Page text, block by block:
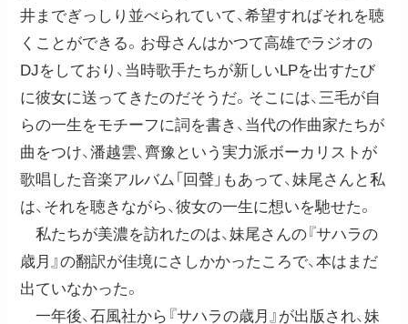
井までぎっしり並べられていて、希望すればそれを聴
くことができる。お母さんはかつて高雄でラジオの
DJをしており、当時歌手たちが新しいLPを出すたび
に彼女に送ってきたのだそうだ。そこには、三毛が自
らの一生をモチーフに詞を書き、当代の作曲家たちが
曲をつけ、潘越雲、齊豫という実力派ボーカリストが
歌唱した音楽アルバム「回聲」もあって、妹尾さんと私
は、それを聴きながら、彼女の一生に想いを馳せた。
私たちが美濃を訪れたのは、妹尾さんの『サハラの
歳月』の翻訳が佳境にさしかかったころで、本はまだ
出ていなかった。
一年後、石風社から『サハラの歳月』が出版され、妹